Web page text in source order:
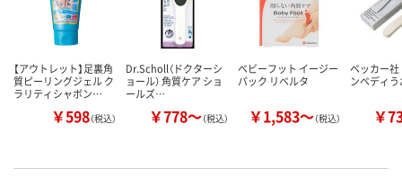
【アウトレット】足裏角
質ピーリングジェル ク
ラリティシャボン…
￥598（税込）
Dr.Scholl（ドクターシ
ョール） 角質ケア ショ
ールズ…
￥778～（税込）
ベビーフット イージー
パック リベルタ
￥1,583～（税込）
ベッカー
ンペディ
￥